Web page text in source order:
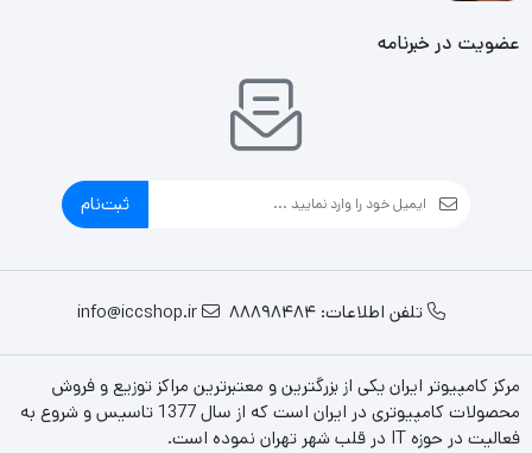
عضویت در خبرنامه
ثبت‌نام
تلفن اطلاعات: 88898484 info@iccshop.ir
مرکز کامپیوتر ایران یکی از بزرگترین و معتبرترین مراکز توزیع و فروش
محصولات کامپیوتری در ایران است که از سال 1377 تاسیس و شروع به
فعالیت در حوزه IT در قلب شهر تهران نموده است.